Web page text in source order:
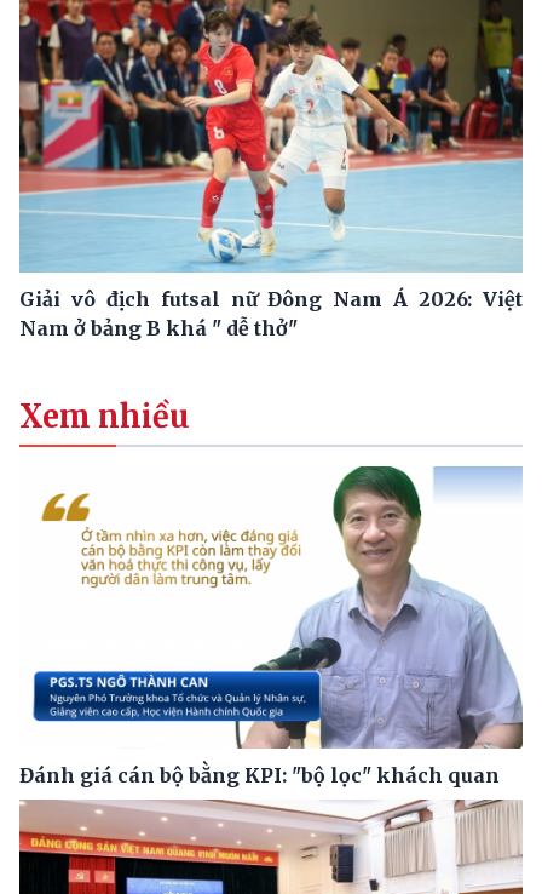
Giải vô địch futsal nữ Đông Nam Á 2026: Việt
Nam ở bảng B khá " dễ thở"
Xem nhiều
Đánh giá cán bộ bằng KPI: "bộ lọc" khách quan